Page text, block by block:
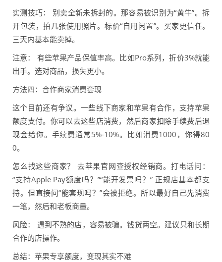
实测技巧： 别卖全新未拆封的。那容易被识别为“黄牛”。拆
开包装，拍几张使用照片。标价“自用闲置”。买家更信任。
三天内基本能卖掉。
注意： 有些苹果产品保值率高。比如Pro系列，折价3%就能
出手。选对商品，损失更小。
方法四：合作商家消费套现
这个目前还有争议。一些线下商家和苹果有合作，支持苹果
额度支付。你可以去这些店消费，然后商家扣除手续费后退
现金给你。手续费通常5%-10%。比如消费1000，你得80
0。
怎么找这些商家？ 去苹果官网查授权经销商。打电话问：
“支持Apple Pay额度吗？”“能开发票吗？” 正规店基本都支
持。但直接问“能套现吗？”会被拒绝。所以最好自己先消费
一笔，然后和老板商量。
风险： 遇到不熟的店，容易被骗。钱货两空。建议只和长期
合作的店操作。
总结：苹果专享额度，变现其实不难